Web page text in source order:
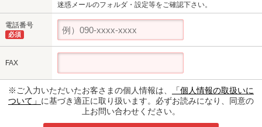
迷惑メールのフォルダ・設定等をご確認下さい。
電話番号
必須
FAX
※ご入力いただいたお客さまの個人情報は、
「個人情報の取扱いに
ついて」 に基づき適正に取り扱います。必ずお読みになり、同意の
上お問い合わせください。